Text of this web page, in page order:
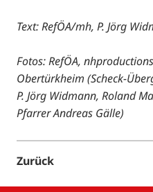
Text: RefÖA/mh, P. Jörg
Fotos: RefÖA,
Obertürkheim (Scheck-
P. Jörg Widmann, Roland
Pfarrer Andreas Gälle)
Zurück